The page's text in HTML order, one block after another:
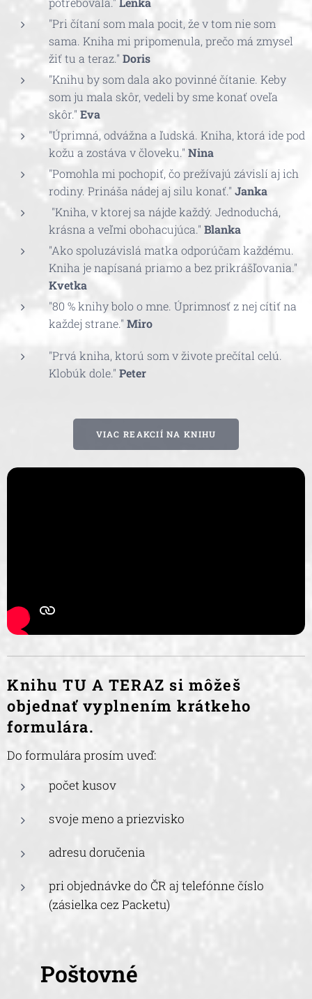
"Pri čítaní som mala pocit, že v tom nie som
sama. Kniha mi pripomenula, prečo má zmysel
žiť tu a teraz." Doris
"Knihu by som dala ako povinné čítanie. Keby
som ju mala skôr, vedeli by sme konať oveľa
skôr." Eva
"Úprimná, odvážna a ľudská. Kniha, ktorá ide pod
kožu a zostáva v človeku." Nina
"Pomohla mi pochopiť, čo prežívajú závislí aj ich
rodiny. Prináša nádej aj silu konať." Janka
"Kniha, v ktorej sa nájde každý. Jednoduchá,
krásna a veľmi obohacujúca." Blanka
"Ako spoluzávislá matka odporúčam každému.
Kniha je napísaná priamo a bez prikrášľovania."
Kvetka
"80 % knihy bolo o mne. Úprimnosť z nej cítiť na
každej strane." Miro
"Prvá kniha, ktorú som v živote prečítal celú.
Klobúk dole." Peter
VIAC REAKCIÍ NA KNIHU
Knihu TU A TERAZ si môžeš
objednať vyplnením krátkeho
formulára.
Do formulára prosím uveď:
počet kusov
svoje meno a priezvisko
adresu doručenia
pri objednávke do ČR aj telefónne číslo
(zásielka cez Packetu)
Poštovné